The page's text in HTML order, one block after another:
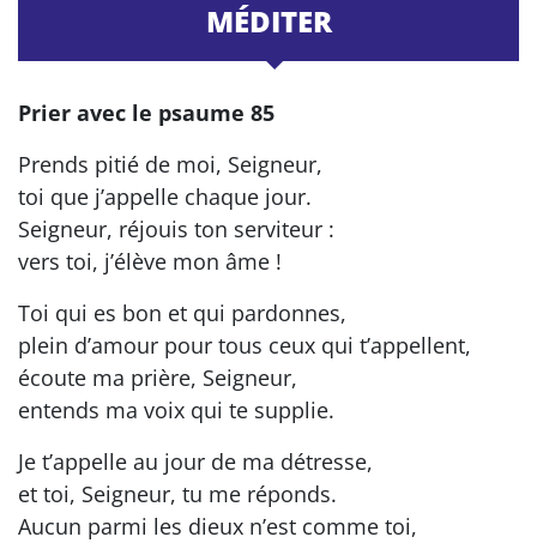
MÉDITER
Prier avec le psaume 85
Prends pitié de moi, Seigneur,
toi que j’appelle chaque jour.
Seigneur, réjouis ton serviteur :
vers toi, j’élève mon âme !
Toi qui es bon et qui pardonnes,
plein d’amour pour tous ceux qui t’appellent,
écoute ma prière, Seigneur,
entends ma voix qui te supplie.
Je t’appelle au jour de ma détresse,
et toi, Seigneur, tu me réponds.
Aucun parmi les dieux n’est comme toi,